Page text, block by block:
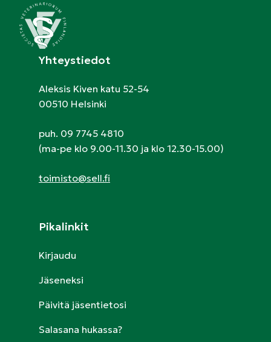
Yhteystiedot
Aleksis Kiven katu 52-54
00510 Helsinki
puh. 09 7745 4810
(ma-pe klo 9.00-11.30 ja klo 12.30-15.00)
toimisto@sell.fi
Pikalinkit
Kirjaudu
Jäseneksi
Päivitä jäsentietosi
Salasana hukassa?